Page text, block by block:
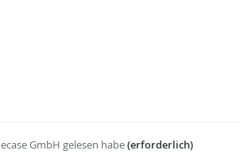
GmbH gelesen habe(erforderlich)